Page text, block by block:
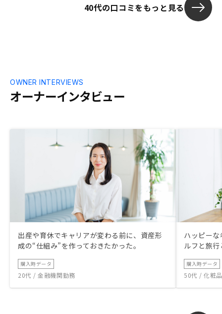
た対応も早く
程が思ったよ
40代の口コミをもっと見る
オーナーインタビュー
OWNER INTERVIEWS
出産や育休でキャリアが変わる前に、資産形
成の“仕組み”を作っておきたかった。
購入時データ
20代 / 金融機関勤務
ハッピー
ルフと旅
購入時データ
50代 / 化粧